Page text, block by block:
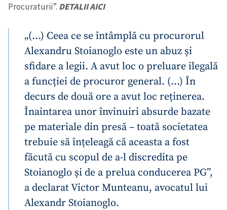
Procuraturii”. DETALII AICI
„(…) Ceea ce se întâmplă cu procurorul
Alexandru Stoianoglo este un abuz și
sfidare a legii. A avut loc o preluare ilegală
a funcției de procuror general. (…) În
decurs de două ore a avut loc reținerea.
Înaintarea unor învinuiri absurde bazate
pe materiale din presă – toată societatea
trebuie să înțeleagă că aceasta a fost
făcută cu scopul de a-l discredita pe
Stoianoglo și de a prelua conducerea PG”,
a declarat Victor Munteanu, avocatul lui
Alexandr Stoianoglo.